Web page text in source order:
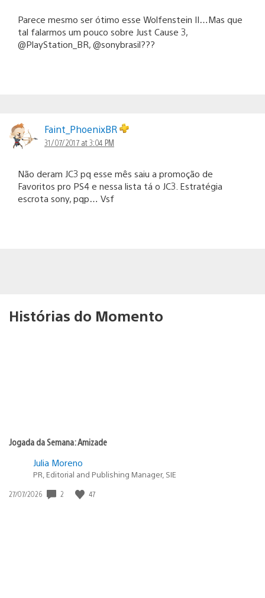
Parece mesmo ser ótimo esse Wolfenstein II…Mas que
tal falarmos um pouco sobre Just Cause 3,
@PlayStation_BR, @sonybrasil???
Faint_PhoenixBR
31/07/2017 at 3:04 PM
Não deram JC3 pq esse mês saiu a promoção de
Favoritos pro PS4 e nessa lista tá o JC3. Estratégia
escrota sony, pqp… Vsf
Histórias do Momento
Jogada da Semana: Amizade
Julia Moreno
PR, Editorial and Publishing Manager, SIE
Data
27/07/2026 2 47